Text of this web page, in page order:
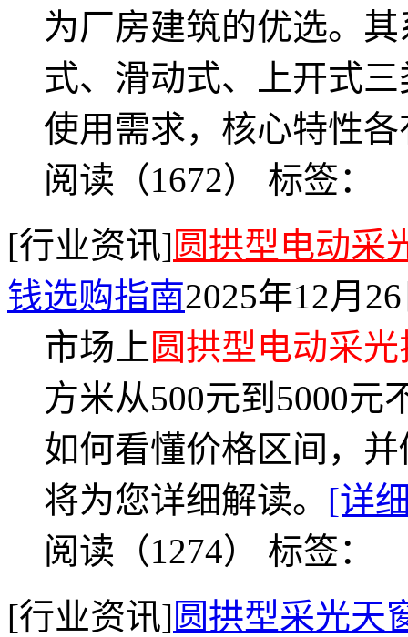
为厂房建筑的优选。
式、滑动式、上开式
使用需求，核心特性
阅读（1672） 标签：
[行业资讯]圆拱型电动采
钱选购指南2025年12月
市场上 圆拱型电动采
方米从500元到5000元
如何看懂价格区间，
将为您详细解读。 [详
阅读（1274） 标签：
[行业资讯]圆拱型采光天